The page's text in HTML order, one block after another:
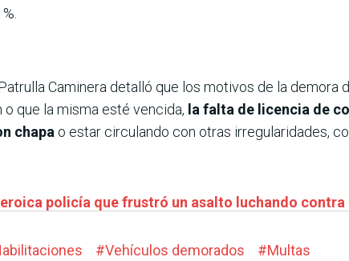
Caminera detalló que los motivos de la demora
que la misma esté vencida, la falta de licencia de
chapa o estar circulando con otras irregularidades,
policía que frustró un asalto luchando contra
#Vehículos demorados #Multas